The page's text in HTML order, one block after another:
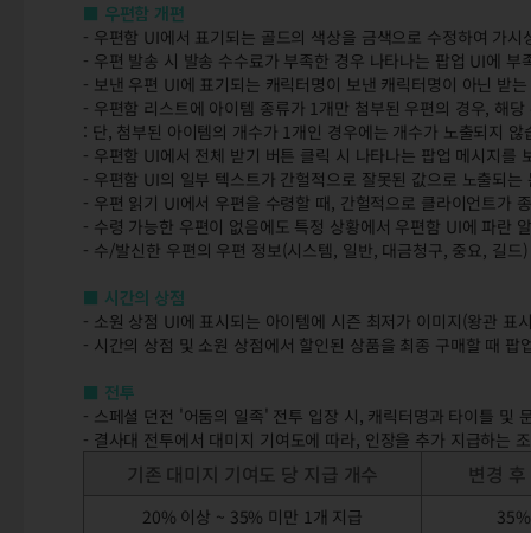
■ 우편함 개편
- 우편함 UI에서 표기되는 골드의 색상을 금색으로 수정하여 가시
- 우편 발송 시 발송 수수료가 부족한 경우 나타나는 팝업 UI에 부
- 보낸 우편 UI에 표기되는 캐릭터명이 보낸 캐릭터명이 아닌 받
- 우편함 리스트에 아이템 종류가 1개만 첨부된 우편의 경우, 해
: 단, 첨부된 아이템의 개수가 1개인 경우에는 개수가 노출되지 않
- 우편함 UI에서 전체 받기 버튼 클릭 시 나타나는 팝업 메시지를
- 우편함 UI의 일부 텍스트가 간헐적으로 잘못된 값으로 노출되는
- 우편 읽기 UI에서 우편을 수령할 때, 간헐적으로 클라이언트가
- 수령 가능한 우편이 없음에도 특정 상황에서 우편함 UI에 파란
- 수/발신한 우편의 우편 정보(시스템, 일반, 대금청구, 중요, 길
■ 시간의 상점
- 소원 상점 UI에 표시되는 아이템에 시즌 최저가 이미지(왕관 표
- 시간의 상점 및 소원 상점에서 할인된 상품을 최종 구매할 때
■ 전투
- 스페셜 던전 '어둠의 일족' 전투 입장 시, 캐릭터명과 타이틀 및
- 결사대 전투에서 대미지 기여도에 따라, 인장을 추가 지급하는
기존 대미지 기여도 당 지급 개수 변경
20% 이상 ~ 35% 미만 1개 지급